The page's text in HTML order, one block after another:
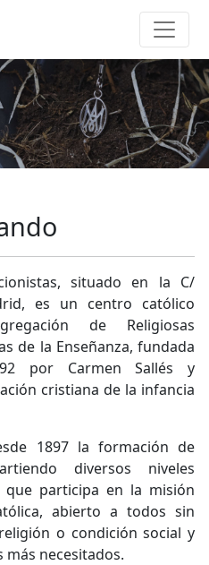
situado en la C/
es un centro católico
de Religiosas
de la Enseñanza, fundada
por Carmen Sallés y
cristiana de la infancia
1897 la formación de
diversos niveles
que participa en la misión
abierto a todos sin
o condición social y
más necesitados.